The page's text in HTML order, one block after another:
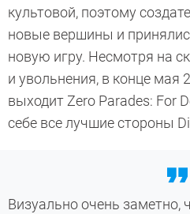
культовой, поэтому
новые вершины и
новую игру. Несмотря на
и увольнения, в конце мая
выходит Zero Parades: For
себе все лучшие стороны
Визуально очень заметно,